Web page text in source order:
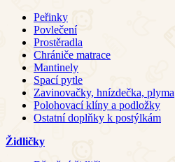
Peřinky
Povlečení
Prostěradla
Chrániče matrace
Mantinely
Spací pytle
Zavinovačky, hnízdečka, plyma
Polohovací klíny a podložky
Ostatní doplňky k postýlkám
Židličky